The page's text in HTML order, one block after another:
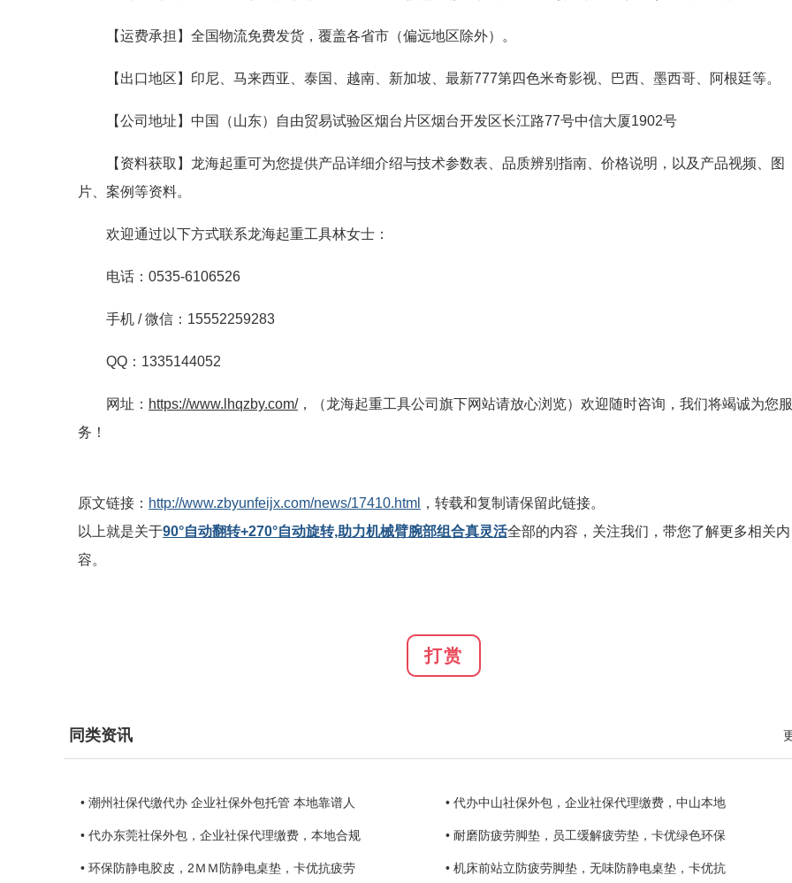
【运费承担】全国物流免费发货，覆盖各省市（偏远地区除外）。
【出口地区】印尼、马来西亚、泰国、越南、新加坡、最新777第四色米奇影视、巴西、墨西哥、阿根廷等。
【公司地址】中国（山东）自由贸易试验区烟台片区烟台开发区长江路77号中信大厦1902号
【资料获取】龙海起重可为您提供产品详细介绍与技术参数表、品质辨别指南、价格说明，以及产品视频、图
片、案例等资料。
欢迎通过以下方式联系龙海起重工具林女士：
电话：0535-6106526
手机 / 微信：15552259283
QQ：1335144052
网址： https://www.lhqzby.com/，（龙海起重工具公司旗下网站请放心浏览）欢迎随时咨询，我们将竭诚为您服
务！
原文链接： http://www.zbyunfeijx.com/news/17410.html
，转载和复制请保留此链接。
以上就是关于90°自动翻转+270°自动旋转,助力机械臂腕部组合真灵活全部的内容，关注我们，带您了解更多相关内
容。
打赏
同类资讯
• 潮州社保代缴代办 企业社保外包托管 本地靠谱人 • 代办中山社保外包，企业社保代理缴费，中山本地
• 代办东莞社保外包，企业社保代理缴费，本地合规 • 耐磨防疲劳脚垫，员工缓解疲劳垫，卡优绿色环保
• 环保防静电胶皮，2ＭＭ防静电桌垫，卡优抗疲劳 • 机床前站立防疲劳脚垫，无味防静电桌垫，卡优抗